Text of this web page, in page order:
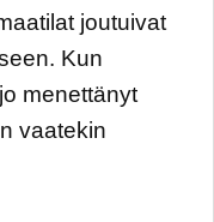
joutuivat
Kun
menettänyt
vaatekin